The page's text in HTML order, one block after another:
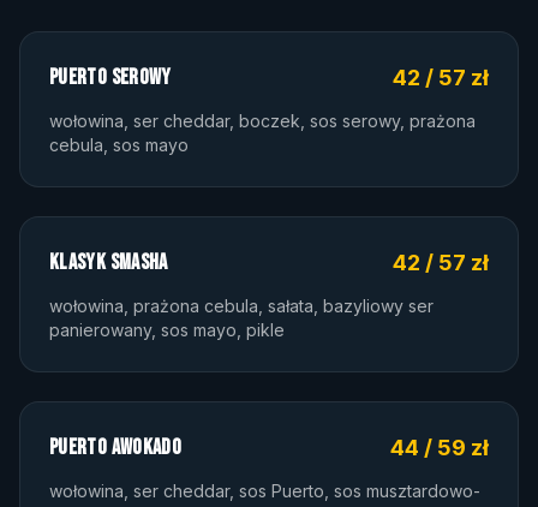
PUERTO SEROWY 42 / 57 zł
wołowina, ser cheddar, boczek, sos serowy, prażona
cebula, sos mayo
KLASYK SMASHA 42 / 57 zł
wołowina, prażona cebula, sałata, bazyliowy ser
panierowany, sos mayo, pikle
PUERTO AWOKADO 44 / 59 zł
wołowina, ser cheddar, sos Puerto, sos musztardowo-